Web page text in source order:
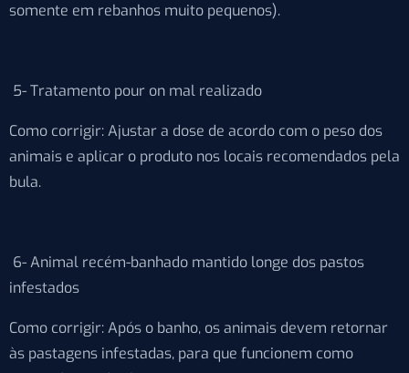
somente em rebanhos muito pequenos).
5- Tratamento pour on mal realizado
Como corrigir: Ajustar a dose de acordo com o peso dos
animais e aplicar o produto nos locais recomendados pela
bula.
6- Animal recém-banhado mantido longe dos pastos
infestados
Como corrigir: Após o banho, os animais devem retornar
às pastagens infestadas, para que funcionem como